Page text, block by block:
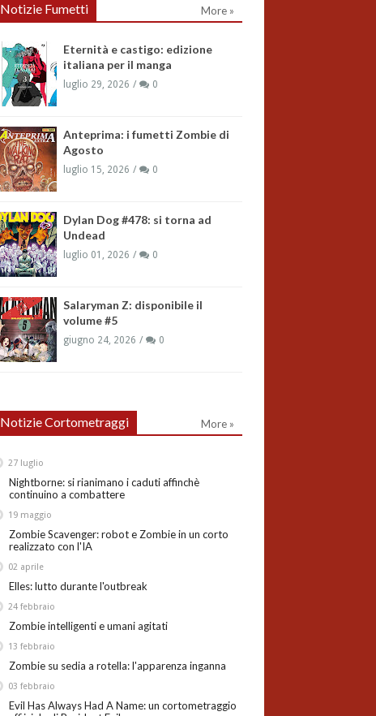
Notizie Fumetti More »
Eternità e castigo: edizione
italiana per il manga
luglio 29, 2026 0
Anteprima: i fumetti Zombie di
Agosto
luglio 15, 2026 0
Dylan Dog #478: si torna ad
Undead
luglio 01, 2026 0
Salaryman Z: disponibile il
volume #5
giugno 24, 2026 0
Notizie Cortometraggi More »
Nightborne: si rianimano i caduti affinchè
continuino a combattere
27 luglio
Zombie Scavenger: robot e Zombie in un corto
realizzato con l'IA
19 maggio
Elles: lutto durante l'outbreak
02 aprile
Zombie intelligenti e umani agitati
24 febbraio
Zombie su sedia a rotella: l'apparenza inganna
13 febbraio
Evil Has Always Had A Name: un cortometraggio
03 febbraio